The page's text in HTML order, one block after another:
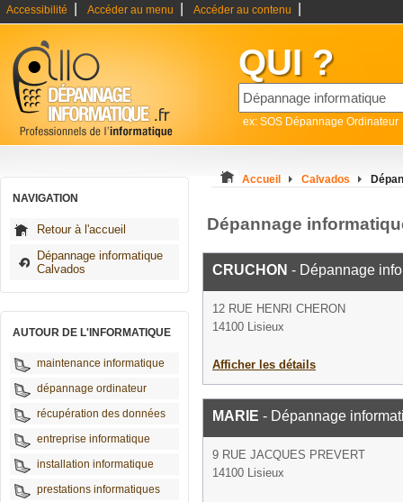
Accessibilité Accéder au menu Accéder au contenu
QUI ?
ex: SOS Dépannage Ordinateur
NAVIGATION
Retour à l'accueil
Dépannage informatique
Calvados
AUTOUR DE L'INFORMATIQUE
maintenance informatique
dépannage ordinateur
récupération des données
entreprise informatique
installation informatique
prestations informatiques
Accueil Calvados
Dépannage
CRUCHON - Dépannage
12 RUE HENRI CHERON
14100 Lisieux
Afficher les détails
MARIE - Dépannage
9 RUE JACQUES PREVERT
14100 Lisieux